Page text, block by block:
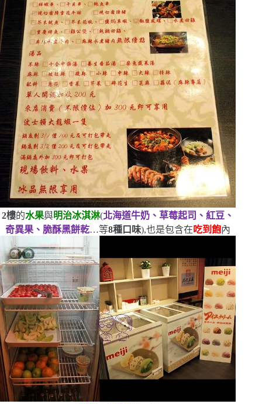
2樓的水果與明治冰淇淋(北海道牛奶、草莓起司、紅豆、
奇異果、脆酥黑餅乾…等8種口味),也是包含在 吃到飽內